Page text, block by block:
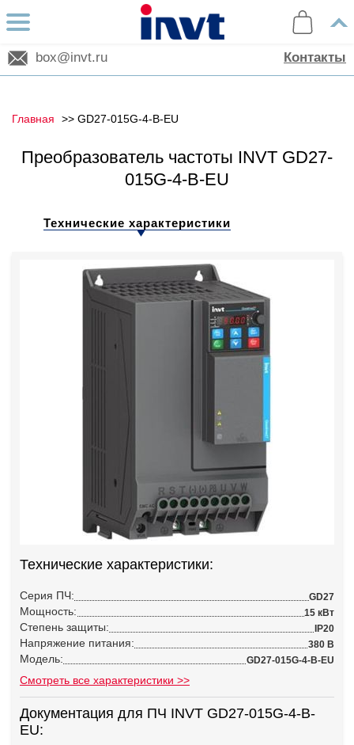
box@invt.ru Контакты
Главная GD27-015G-4-B-EU
Преобразователь частоты INVT GD27-
015G-4-B-EU
Технические характеристики
Технические характеристики:
Серия ПЧ: GD27
Мощность: 15 кВт
Степень защиты: IP20
Напряжение питания: 380 В
Модель: GD27-015G-4-B-EU
Смотреть все характеристики >>
Документация для ПЧ INVT GD27-015G-4-B-
EU: